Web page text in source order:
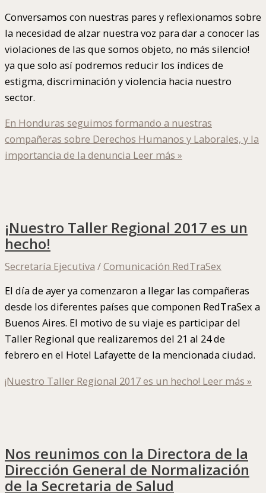
Conversamos con nuestras pares y reflexionamos sobre
la necesidad de alzar nuestra voz para dar a conocer las
violaciones de las que somos objeto, no más silencio!
ya que solo así podremos reducir los índices de
estigma, discriminación y violencia hacia nuestro
sector.
En Honduras seguimos formando a nuestras
compañeras sobre Derechos Humanos y Laborales, y la
importancia de la denuncia Leer más »
¡Nuestro Taller Regional 2017 es un
hecho!
Secretaría Ejecutiva /Comunicación RedTraSex
El día de ayer ya comenzaron a llegar las compañeras
desde los diferentes países que componen RedTraSex a
Buenos Aires. El motivo de su viaje es participar del
Taller Regional que realizaremos del 21 al 24 de
febrero en el Hotel Lafayette de la mencionada ciudad.
¡Nuestro Taller Regional 2017 es un hecho! Leer más »
Nos reunimos con la Directora de la
Dirección General de Normalización
de la Secretaria de Salud